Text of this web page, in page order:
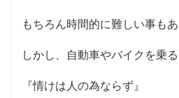
もちろん時間的に難しい事も
しかし、自動車やバイクを乗る
『情けは人の為ならず』